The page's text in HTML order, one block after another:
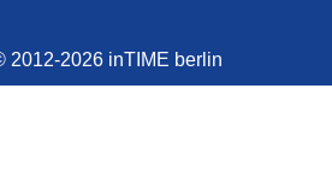
2012-2026 inTIME berlin